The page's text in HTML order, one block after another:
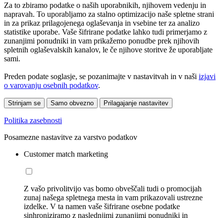
Za to zbiramo podatke o naših uporabnikih, njihovem vedenju in
napravah. To uporabljamo za stalno optimizacijo naše spletne strani
in za prikaz prilagojenega oglaševanja in vsebine ter za analizo
statistike uporabe. Vaše šifrirane podatke lahko tudi primerjamo z
zunanjimi ponudniki in vam prikažemo ponudbe prek njihovih
spletnih oglaševalskih kanalov, le če njihove storitve že uporabljate
sami.
Preden podate soglasje, se pozanimajte v nastavitvah in v naši izjavi
o varovanju osebnih podatkov.
Strinjam se Samo obvezno Prilagajanje nastavitev
Politika zasebnosti
Posamezne nastavitve za varstvo podatkov
Customer match marketing
Z vašo privolitvijo vas bomo obveščali tudi o promocijah
zunaj našega spletnega mesta in vam prikazovali ustrezne
izdelke. V ta namen vaše šifrirane osebne podatke
sinhroniziramo z naslednjimi zunanjimi ponudniki in